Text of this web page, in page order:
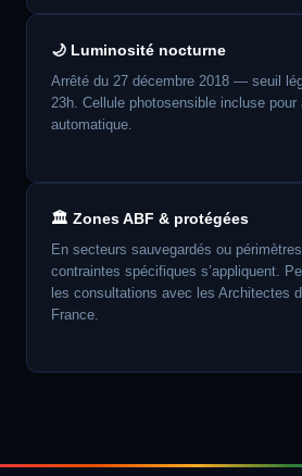
🌙 Luminosité nocturne
Arrêté du 27 décembre 2018 — seuil
23h. Cellule photosensible incluse pour
automatique.
🏛️ Zones ABF & protégées
En secteurs sauvegardés ou
contraintes spécifiques s’appliquent.
les consultations avec les Architectes
France.